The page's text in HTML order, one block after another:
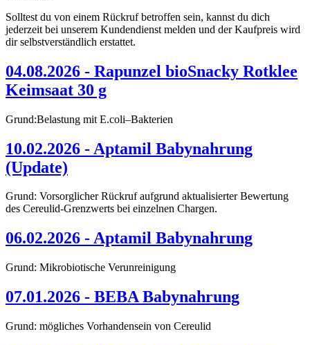
Solltest du von einem Rückruf betroffen sein, kannst du dich
jederzeit bei unserem Kundendienst melden und der Kaufpreis wird
dir selbstverständlich erstattet.
04.08.2026 - Rapunzel bioSnacky Rotklee
Keimsaat 30 g
Grund:Belastung mit E.coli–Bakterien
10.02.2026 - Aptamil Babynahrung
(Update)
Grund: Vorsorglicher Rückruf aufgrund aktualisierter Bewertung
des Cereulid-Grenzwerts bei einzelnen Chargen.
06.02.2026 - Aptamil Babynahrung
Grund: Mikrobiotische Verunreinigung
07.01.2026 - BEBA Babynahrung
Grund: mögliches Vorhandensein von Cereulid